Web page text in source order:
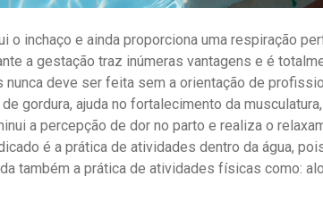
o inchaço e ainda proporciona uma respiração
a gestação traz inúmeras vantagens e é
nunca deve ser feita sem a orientação de
gordura, ajuda no fortalecimento da
a percepção de dor no parto e realiza o
é a prática de atividades dentro da água,
também a prática de atividades físicas como: